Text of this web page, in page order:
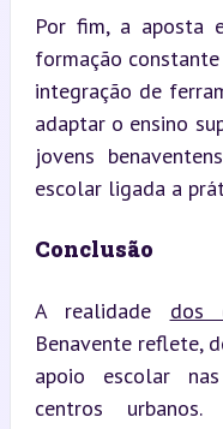
Por fim, a aposta
formação
integração de
adaptar o ensino
jovens
escolar ligada a
Conclusão
A realidade dos
Benavente reflete,
apoio escolar
centros